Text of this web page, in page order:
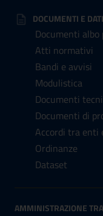
DOCUMENTI E DATI
Documenti
Atti normativi
Bandi e avvisi
Modulistica
Documenti
Documenti di
Accordi tra enti
Ordinanze
Dataset
AMMINISTRAZIONE